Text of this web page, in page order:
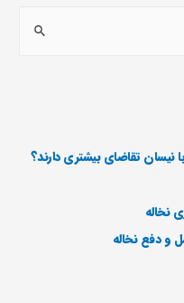
نیسان تقاضای بیشتری دارند؟
نخاله
و دفع نخاله